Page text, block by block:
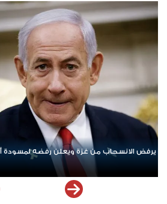
حزب الله.. إسرائيل تشن ضربات على جنوب